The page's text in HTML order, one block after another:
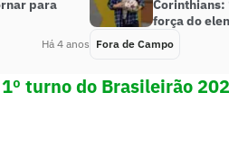
para
Há 4 anos
Corinthians:
força do
Fora de Campo
turno do Brasileirão